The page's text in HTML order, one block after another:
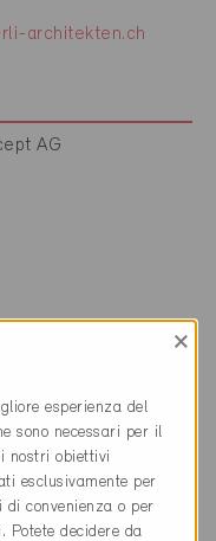
architekten.ch
AG
| Architekten
×
esperienza del
sono necessari per il
nostri obiettivi
esclusivamente per
convenienza o per
Potete decidere da